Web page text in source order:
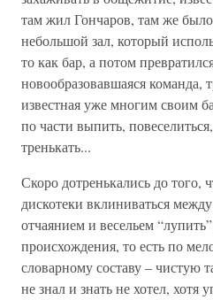
там жил Гончаров, там же
небольшой зал, который
то как бар, а потом
новообразовавшаяся команда,
известная уже многим своим
по части выпить,
тренькать...
Скоро дотренькались до того,
дискотеки вклиниваться
отчаянием и весельем
происхождения, то есть по
словарному составу – чистую
не знал и знать не хотел, хотя